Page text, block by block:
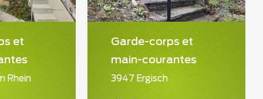
et
Rhein
Garde-corps et
main-courantes
3947 Ergisch